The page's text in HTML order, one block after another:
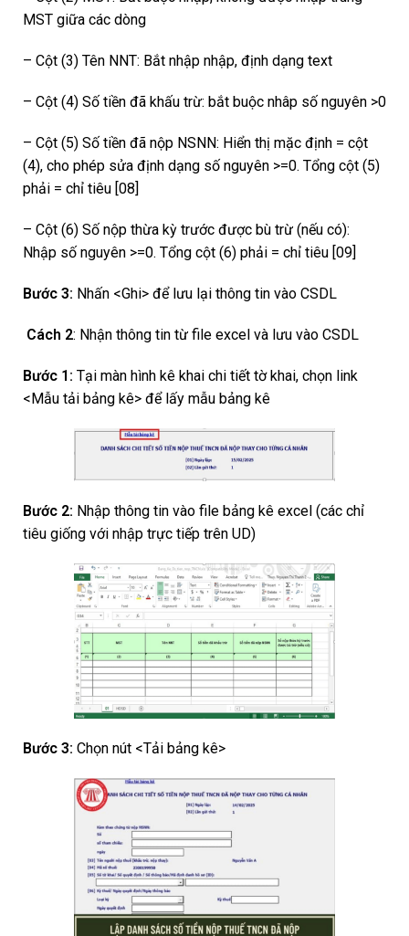
MST giữa các dòng
– Cột (3) Tên NNT: Bắt nhập nhập, định dạng text
– Cột (4) Số tiền đã khấu trừ: bắt buộc nhâp số nguyên >0
– Cột (5) Số tiền đã nộp NSNN: Hiển thị mặc định = cột
(4), cho phép sửa định dạng số nguyên >=0. Tổng cột (5)
phải = chỉ tiêu [08]
– Cột (6) Số nộp thừa kỳ trước được bù trừ (nếu có):
Nhập số nguyên >=0. Tổng cột (6) phải = chỉ tiêu [09]
Bước 3: Nhấn <Ghi> để lưu lại thông tin vào CSDL
Cách 2: Nhận thông tin từ file excel và lưu vào CSDL
Bước 1: Tại màn hình kê khai chi tiết tờ khai, chọn link
<Mẫu tải bảng kê> để lấy mẫu bảng kê
Bước 2: Nhập thông tin vào file bảng kê excel (các chỉ
tiêu giống với nhập trực tiếp trên UD)
Bước 3: Chọn nút <Tải bảng kê>